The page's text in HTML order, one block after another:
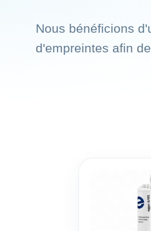
Nous bénéficions
d'empreintes afin